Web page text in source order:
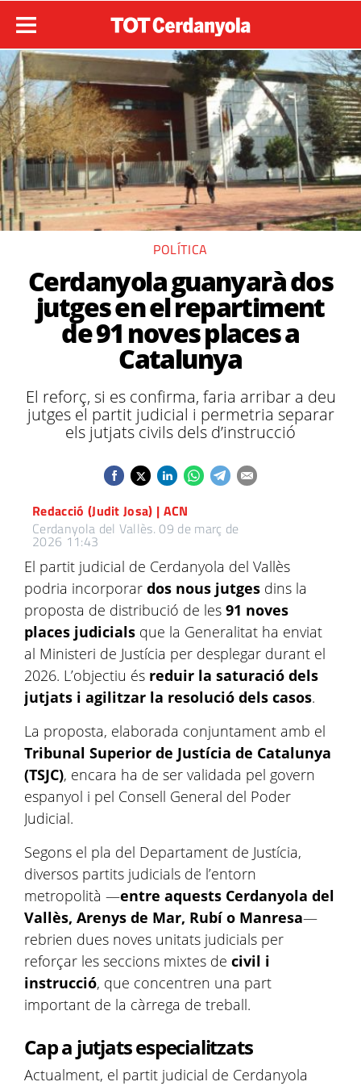
POLÍTICA
Cerdanyola guanyarà dos
jutges en el repartiment
de 91 noves places a
Catalunya
El reforç, si es confirma, faria arribar a deu
jutges el partit judicial i permetria separar
els jutjats civils dels d’instrucció
Redacció (Judit Josa) | ACN
Cerdanyola del Vallès. 09 de març de
2026 11:43
El partit judicial de Cerdanyola del Vallès
podria incorporar dos nous jutges dins la
proposta de distribució de les 91 noves
places judicials que la Generalitat ha enviat
al Ministeri de Justícia per desplegar durant el
2026. L’objectiu és reduir la saturació dels
jutjats i agilitzar la resolució dels casos.
La proposta, elaborada conjuntament amb el
Tribunal Superior de Justícia de Catalunya
(TSJC), encara ha de ser validada pel govern
espanyol i pel Consell General del Poder
Judicial.
Segons el pla del Departament de Justícia,
diversos partits judicials de l’entorn
metropolità —entre aquests Cerdanyola del
Vallès, Arenys de Mar, Rubí o Manresa—
rebrien dues noves unitats judicials per
reforçar les seccions mixtes de civil i
instrucció, que concentren una part
important de la càrrega de treball.
Cap a jutjats especialitzats
Actualment, el partit judicial de Cerdanyola